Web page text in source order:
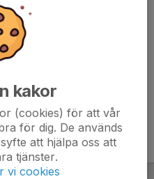
kakor
(cookies) för att vår
för dig. De används
att hjälpa oss att
tjänster.
vi cookies